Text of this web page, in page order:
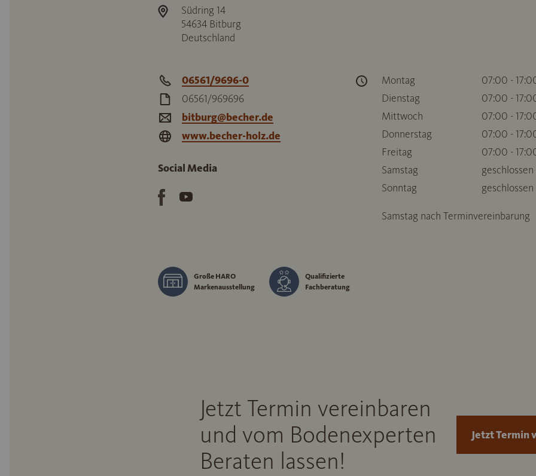
Südring 14
54634 Bitburg
Deutschland
06561/9696-0
06561/969696
bitburg@becher.de
www.becher-holz.de
Social Media
Montag
07:00 -
Dienstag
07:00 -
Mittwoch
07:00 -
Donnerstag
07:00 -
Freitag
07:00 -
Samstag
geschlossen
Sonntag
geschlossen
Samstag nach Terminvereinbarung
Große HARO
Markenausstellung
Qualifizierte
Fachberatung
Jetzt Termin vereinbaren
und vom Bodenexperten
Beraten lassen!
Jetzt Termin